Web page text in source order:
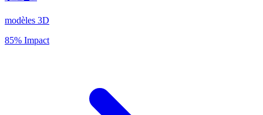
modèles 3D
85% Impact